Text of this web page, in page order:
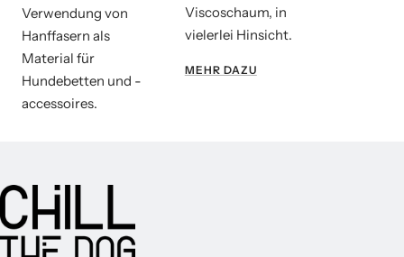
Verwendung von
Hanffasern als
Material für
Hundebetten und -
accessoires.
Viscoschaum, in
vielerlei Hinsicht.
MEHR DAZU